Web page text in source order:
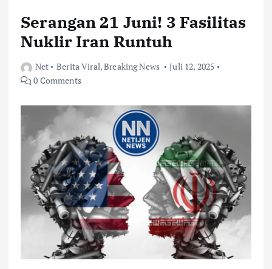
Serangan 21 Juni! 3 Fasilitas
Nuklir Iran Runtuh
Net Berita Viral,Breaking News
Juli 12, 2025
0 Comments